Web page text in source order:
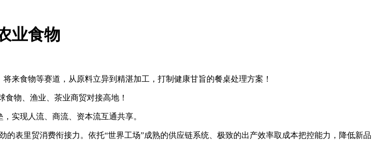
业食物
食物等赛道，从原料立异到精湛加工，打制健康甘旨的餐桌处理方案！
物、渔业、茶业商贸对接高地！
实现人流、商流、资本流互通共享。
表里贸消费衔接力。依托“世界工场”成熟的供应链系统、极致的出产效率取成本把控能力，降低新品